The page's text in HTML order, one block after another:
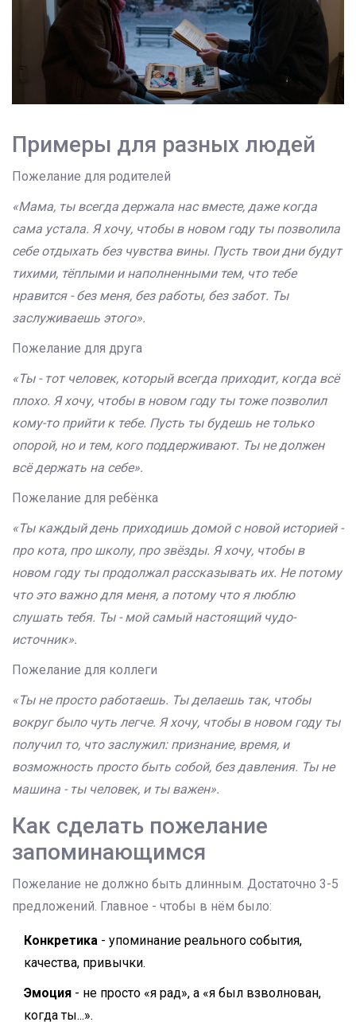
Примеры для разных людей
Пожелание для родителей
«Мама, ты всегда держала нас вместе, даже когда
сама устала. Я хочу, чтобы в новом году ты позволила
себе отдыхать без чувства вины. Пусть твои дни будут
тихими, тёплыми и наполненными тем, что тебе
нравится - без меня, без работы, без забот. Ты
заслуживаешь этого».
Пожелание для друга
«Ты - тот человек, который всегда приходит, когда всё
плохо. Я хочу, чтобы в новом году ты тоже позволил
кому-то прийти к тебе. Пусть ты будешь не только
опорой, но и тем, кого поддерживают. Ты не должен
всё держать на себе».
Пожелание для ребёнка
«Ты каждый день приходишь домой с новой историей -
про кота, про школу, про звёзды. Я хочу, чтобы в
новом году ты продолжал рассказывать их. Не потому
что это важно для меня, а потому что я люблю
слушать тебя. Ты - мой самый настоящий чудо-
источник».
Пожелание для коллеги
«Ты не просто работаешь. Ты делаешь так, чтобы
вокруг было чуть легче. Я хочу, чтобы в новом году ты
получил то, что заслужил: признание, время, и
возможность просто быть собой, без давления. Ты не
машина - ты человек, и ты важен».
Как сделать пожелание
запоминающимся
Пожелание не должно быть длинным. Достаточно 3-5
предложений. Главное - чтобы в нём было:
Конкретика - упоминание реального события,
качества, привычки.
Эмоция - не просто «я рад», а «я был взволнован,
когда ты...».